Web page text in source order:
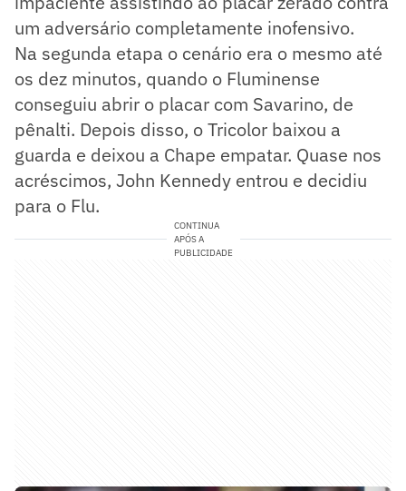
um adversário completamente inofensivo.
Na segunda etapa o cenário era o mesmo até
os dez minutos, quando o Fluminense
conseguiu abrir o placar com Savarino, de
pênalti. Depois disso, o Tricolor baixou a
guarda e deixou a Chape empatar. Quase nos
acréscimos, John Kennedy entrou e decidiu
para o Flu.
CONTINUA
APÓS A
PUBLICIDADE